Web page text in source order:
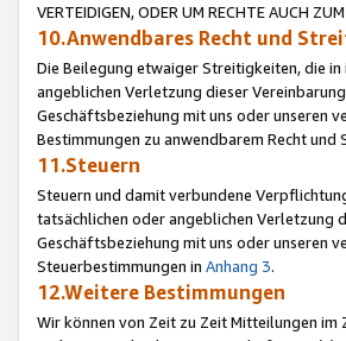
VERTEIDIGEN, ODER UM RECHTE AUCH
10.Anwendbares Recht und
Die Beilegung etwaiger Streitigkeiten, die
angeblichen Verletzung dieser
Geschäftsbeziehung mit uns oder unseren
Bestimmungen zu anwendbarem Recht und
11.Steuern
Steuern und damit verbundene
tatsächlichen oder angeblichen Verletzung
Geschäftsbeziehung mit uns oder unseren
Steuerbestimmungen in Anhang 3.
12.Weitere Bestimmungen
Wir können von Zeit zu Zeit Mitteilungen im